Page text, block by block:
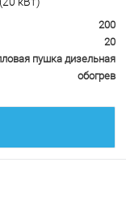
200
20
пушка дизельная
обогрев